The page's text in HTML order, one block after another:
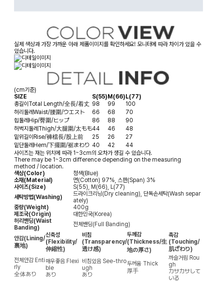
실제 색상과 가장 가까운 아래 제품이미지를 확인하세요! 모니터에 따라 차이가 있을 수
있습니다.
(cm기준)
SIZE
S(55) M(66) L(77)
총길이 Total Length/全長/着丈 98 99
100
허리둘레 Waist/腰圍/ウエスト 66 68
70
힙둘레 Hip/臀圍/ヒップ 86 88
90
허벅지둘레 Thigh/大腿圍/太もも44 46
48
밑위길이 Rise/褲檔長/股上前 25 26
27
밑단둘레 Hem/下擺圍/裾まわり 40 42
44
사이즈는 재는 위치에 따라 1~3cm의 오차가 생길 수 있습니다.
There may be 1~3cm difference depending on the measuring
method / location.
색상(Color)
청색(Blue)
소재(Material)
면(Cotton) 97%, 스판(Span) 3%
사이즈(Size)
S(55), M(66), L(77)
세탁방법(Washing)
드라이크리닝(Dry cleaning), 단독손세탁(Wash separ
ately)
중량(Weight)
400g
제조국(Origin)
대한민국(Korea)
허리밴딩(Waist
Banding)
전체밴딩(Full Banding)
안감(Lining/
裏地)
신축성
(Flexibility/
伸縮性)
비침
(Transparency/
透け感)
두께감
(Thickness/生
地の厚さ)
촉감
(Touching/
肌ざわり)
전체안감 Enti
rly
全体あり
매우좋음 Flexi
ble
あり
비침있음 See-thro
ugh
あり
두꺼움 Thick
厚手
까슬거림 Rou
gh
カサカサして
いる